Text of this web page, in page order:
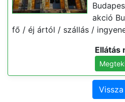
akció
fő / éj ártól / szállás /
Ellátás